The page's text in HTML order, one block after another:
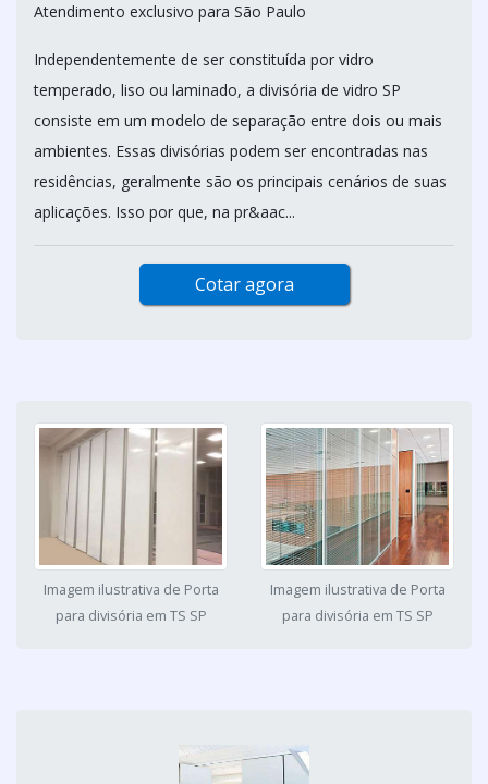
Atendimento exclusivo para São Paulo
Independentemente de ser constituída por vidro
temperado, liso ou laminado, a divisória de vidro SP
consiste em um modelo de separação entre dois ou mais
ambientes. Essas divisórias podem ser encontradas nas
residências, geralmente são os principais cenários de suas
aplicações. Isso por que, na pr&aac...
Cotar agora
Imagem ilustrativa de Porta
para divisória em TS SP
Imagem ilustrativa de Porta
para divisória em TS SP